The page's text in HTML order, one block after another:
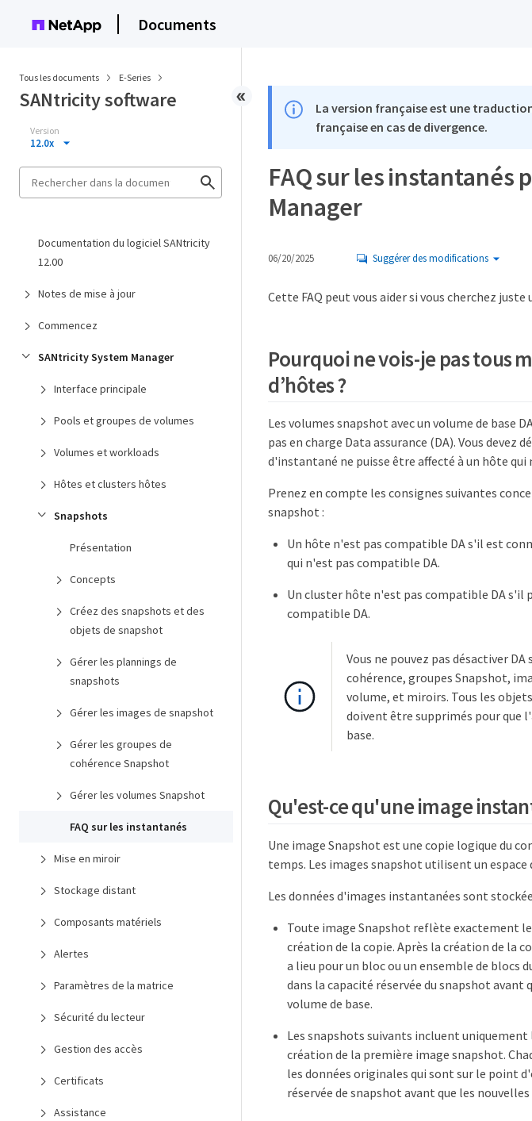
Documents
Tous les documents E-Series
SANtricity software
Version
12.0x
Documentation du logiciel SANtricity
12.00
Notes de mise à jour
Commencez
SANtricity System Manager
Interface principale
Pools et groupes de volumes
Volumes et workloads
Hôtes et clusters hôtes
Snapshots
Présentation
Concepts
Créez des snapshots et des
objets de snapshot
Gérer les plannings de
snapshots
Gérer les images de snapshot
Gérer les groupes de
cohérence Snapshot
Gérer les volumes Snapshot
FAQ sur les instantanés
Mise en miroir
Stockage distant
Composants matériels
Alertes
Paramètres de la matrice
Sécurité du lecteur
Gestion des accès
Certificats
Assistance
La version française est une
française en cas de divergence.
FAQ sur les instantanés
Manager
06/20/2025 Suggérer des modifications
Cette FAQ peut vous aider si vous cherchez
Pourquoi ne vois-je pas tous
d’hôtes ?
Les volumes snapshot avec un volume de base
pas en charge Data assurance (DA). Vous devez
d'instantané ne puisse être affecté à un hôte qui
Prenez en compte les consignes suivantes
snapshot :
Un hôte n'est pas compatible DA s'il est
qui n'est pas compatible DA.
Un cluster hôte n'est pas compatible DA s'il
compatible DA.
Vous ne pouvez pas désactiver
cohérence, groupes Snapshot,
volume, et miroirs. Tous les
doivent être supprimés pour que
base.
Qu'est-ce qu'une image
Une image Snapshot est une copie logique du
temps. Les images snapshot utilisent un
Les données d'images instantanées sont
Toute image Snapshot reflète exactement
création de la copie. Après la création de la
a lieu pour un bloc ou un ensemble de blocs
dans la capacité réservée du snapshot avant
volume de base.
Les snapshots suivants incluent
création de la première image snapshot.
les données originales qui sont sur le point
réservée de snapshot avant que les